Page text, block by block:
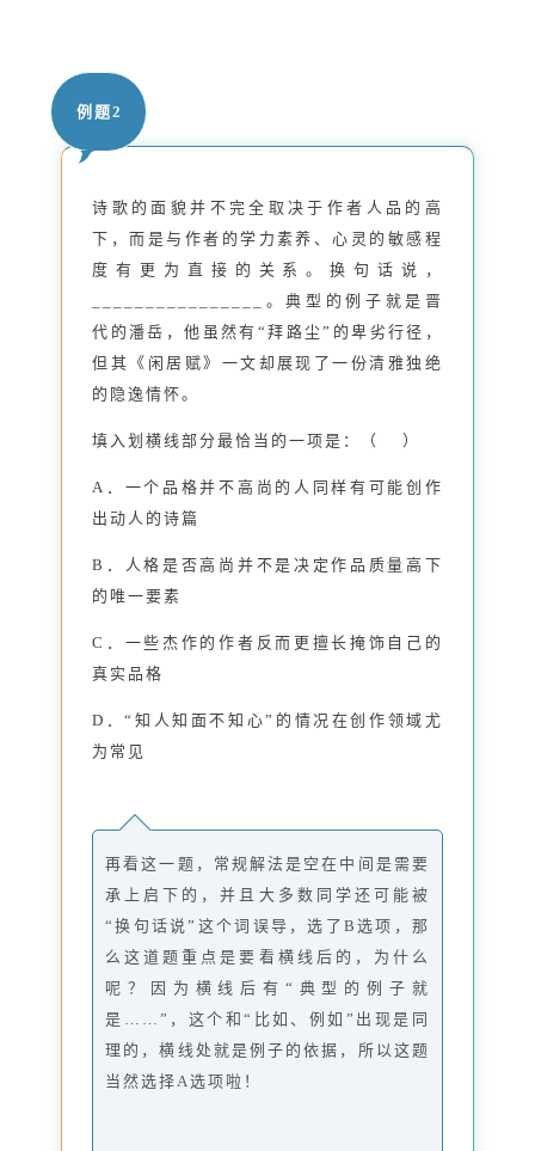
例题2
诗歌的面貌并不完全取决于作者人品的高
下，而是与作者的学力素养、心灵的敏感程
度有更为直接的关系。换句话说，
________________。典型的例子就是晋
代的潘岳，他虽然有“拜路尘”的卑劣行径，
但其《闲居赋》一文却展现了一份清雅独绝
的隐逸情怀。
填入划横线部分最恰当的一项是：（ ）
A．一个品格并不高尚的人同样有可能创作
出动人的诗篇
B．人格是否高尚并不是决定作品质量高下
的唯一要素
C．一些杰作的作者反而更擅长掩饰自己的
真实品格
D．“知人知面不知心”的情况在创作领域尤
为常见
再看这一题，常规解法是空在中间是需要
承上启下的，并且大多数同学还可能被
“换句话说”这个词误导，选了B选项，那
么这道题重点是要看横线后的，为什么
呢？因为横线后有“典型的例子就
是……”，这个和“比如、例如”出现是同
理的，横线处就是例子的依据，所以这题
当然选择A选项啦！